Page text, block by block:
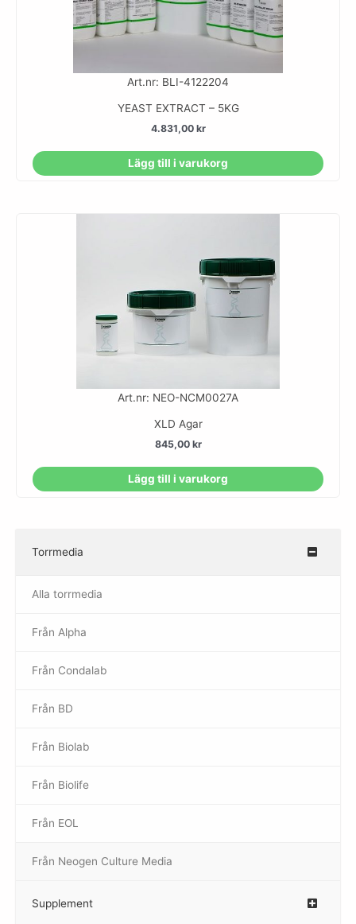
Art.nr: BLI-4122204
YEAST EXTRACT – 5KG
4.831,00 kr
Lägg till i varukorg
Art.nr: NEO-NCM0027A
XLD Agar
845,00 kr
Lägg till i varukorg
Torrmedia
–
Alla torrmedia
Från Alpha
–
Från Condalab
Från BD
Från Biolab
–
Från Biolife
–
Från EOL
–
Från Neogen Culture Media
–
Supplement
–